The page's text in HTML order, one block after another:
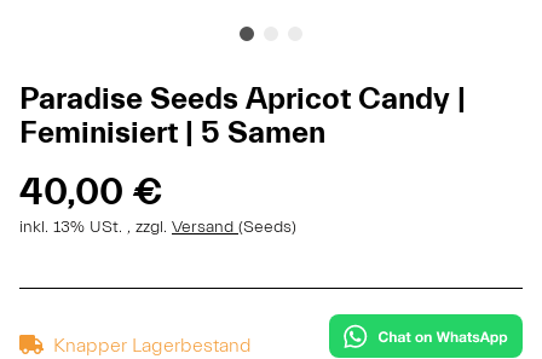
Paradise Seeds Apricot Candy |
Feminisiert | 5 Samen
40,00 €
inkl. 13% USt. , zzgl. Versand (Seeds)
Knapper Lagerbestand